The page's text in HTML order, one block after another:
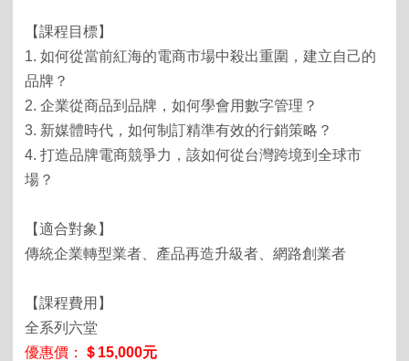
【課程目標】
1. 如何從當前紅海的電商市場中殺出重圍，建立自己的
品牌？
2. 企業從商品到品牌，如何學會用數字管理？
3. 新媒體時代，如何制訂精準有效的行銷策略？
4. 打造品牌電商競爭力，該如何從台灣跨境到全球市
場？
【適合對象】
傳統企業轉型業者 、產品再造升級者、網路創業者
【課程費用】
全系列六堂
優惠價：
＄ 15,000元